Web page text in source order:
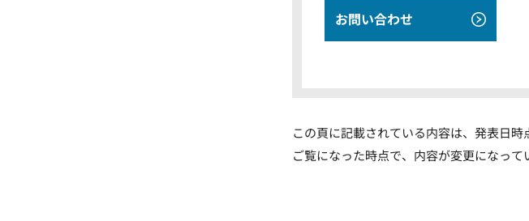
お問い合わせ
この頁に記載されている内容は、発表日時
ご覧になった時点で、内容が変更になっ